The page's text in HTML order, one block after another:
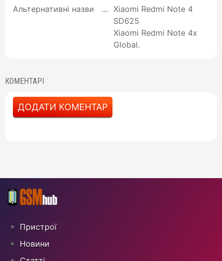
Альтернативні назви
Xiaomi Redmi Note 4
SD625
Xiaomi Redmi Note 4x
Global.
КОМЕНТАРІ
ДОДАТИ КОМЕНТАР
Пристрої
Новини